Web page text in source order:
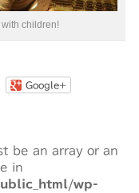
with children!
Google+
be an array or an
in
wp-